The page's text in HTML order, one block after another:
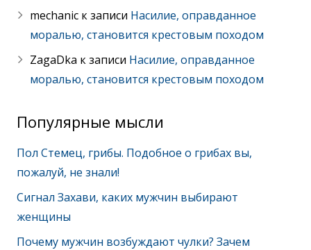
mechanic к записи Насилие, оправданное
моралью, становится крестовым походом
ZagaDka к записи Насилие, оправданное
моралью, становится крестовым походом
Популярные мысли
Пол Стемец, грибы. Подобное о грибах вы,
пожалуй, не знали!
Сигнал Захави, каких мужчин выбирают
женщины
Почему мужчин возбуждают чулки? Зачем